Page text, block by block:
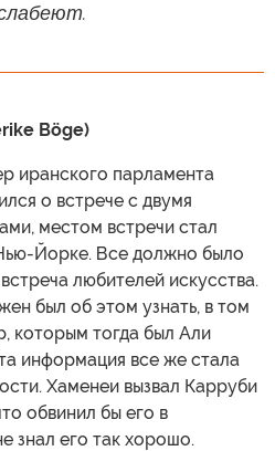
Böge)
иранского парламента
о встрече с двумя
местом встречи стал
Йорке. Все должно было
любителей искусства.
был об этом узнать, в том
которым тогда был Али
информация все же стала
Хаменеи вызвал Карруби
обвинил бы его в
знал его так хорошо.